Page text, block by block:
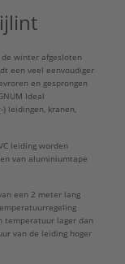
Geen
winter afgesloten
een veel eenvoudiger
en gesprongen
Ideal
leidingen, kranen,
leiding worden
van aluminiumtape
een 2 meter lang
temperatuur lager dan
van de leiding hoger